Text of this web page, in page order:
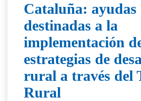
Cataluña: ayudas
destinadas a la
implementación
estrategias de
rural a través del
Rural